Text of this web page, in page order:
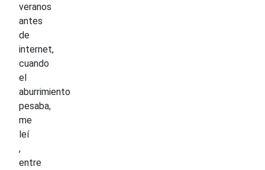
veranos
antes
de
internet,
cuando
el
aburrimiento
pesaba,
me
leí
,
entre